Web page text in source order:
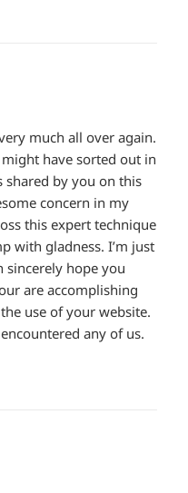
much all over again.
have sorted out in
shared by you on this
concern in my
this expert technique
with gladness. I’m just
hope you
are accomplishing
use of your website.
any of us.